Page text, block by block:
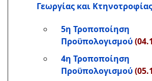
Γεωργίας και Κτηνοτροφίας
5η Τροποποίηση
Προϋπολογισμού
4η Τροποποίηση
Προϋπολογισμού